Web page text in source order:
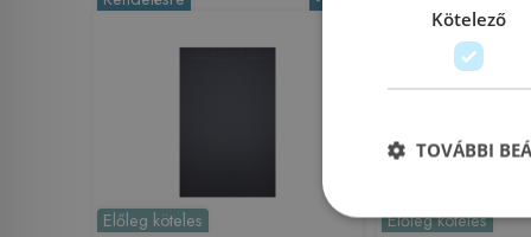
Előleg köteles Előleg köteles
Kötelező
TOVÁBBI